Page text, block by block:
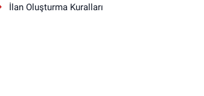
İlan Oluşturma Kuralları